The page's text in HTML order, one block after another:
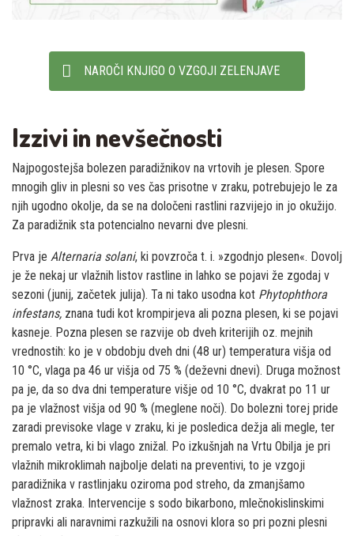
NAROČI KNJIGO O VZGOJI ZELENJAVE
Izzivi in nevšečnosti
Najpogostejša bolezen paradižnikov na vrtovih je plesen. Spore
mnogih gliv in plesni so ves čas prisotne v zraku, potrebujejo le za
njih ugodno okolje, da se na določeni rastlini razvijejo in jo okužijo.
Za paradižnik sta potencialno nevarni dve plesni.
Prva je Alternaria solani, ki povzroča t. i. »zgodnjo plesen«. Dovolj
je že nekaj ur vlažnih listov rastline in lahko se pojavi že zgodaj v
sezoni (junij, začetek julija). Ta ni tako usodna kot Phytophthora
infestans, znana tudi kot krompirjeva ali pozna plesen, ki se pojavi
kasneje. Pozna plesen se razvije ob dveh kriterijih oz. mejnih
vrednostih: ko je v obdobju dveh dni (48 ur) temperatura višja od
10 °C, vlaga pa 46 ur višja od 75 % (deževni dnevi). Druga možnost
pa je, da so dva dni temperature višje od 10 °C, dvakrat po 11 ur
pa je vlažnost višja od 90 % (meglene noči). Do bolezni torej pride
zaradi previsoke vlage v zraku, ki je posledica dežja ali megle, ter
premalo vetra, ki bi vlago znižal. Po izkušnjah na Vrtu Obilja je pri
vlažnih mikroklimah najbolje delati na preventivi, to je vzgoji
paradižnika v rastlinjaku oziroma pod streho, da zmanjšamo
vlažnost zraka. Intervencije s sodo bikarbono, mlečnokislinskimi
pripravki ali naravnimi razkužili na osnovi klora so pri pozni plesni